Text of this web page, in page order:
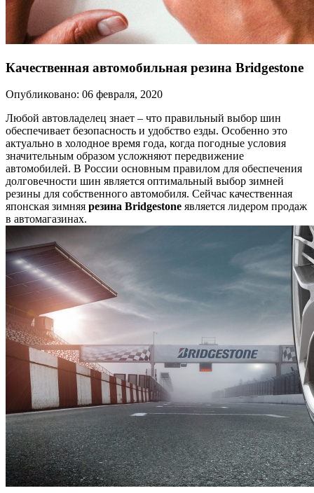
Качественная автомобильная резина Bridgestone
Опубликовано: 06 февраля, 2020
Любой автовладелец знает – что правильный выбор шин
обеспечивает безопасность и удобство езды. Особенно это
актуально в холодное время года, когда погодные условия
значительным образом усложняют передвижение
автомобилей. В России основным правилом для обеспечения
долговечности шин является оптимальный выбор зимней
резины для собственного автомобиля. Сейчас качественная
японская зимняя резина Bridgestone является лидером продаж
в автомагазинах.